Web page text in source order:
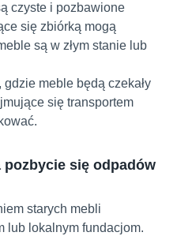
czyste i pozbawione
się zbiórką mogą
są w złym stanie lub
meble będą czekały
się transportem
się odpadów
starych mebli
lub lokalnym fundacjom.